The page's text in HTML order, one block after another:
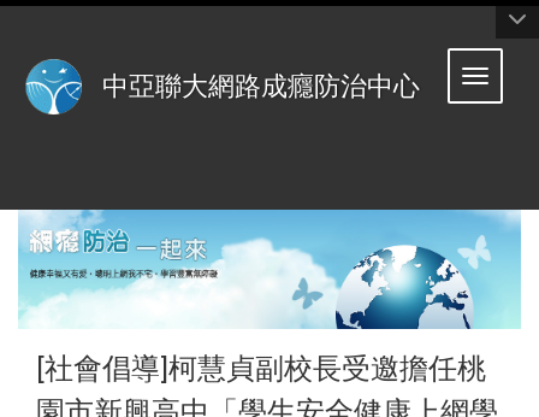
Toggle
中亞聯大網路成癮防治中心
[社會倡導]柯慧貞副校長受邀擔任桃